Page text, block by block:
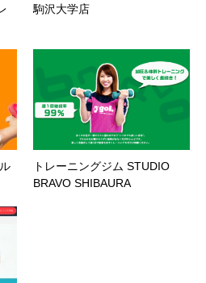
駒沢大学店
トレーニングジム STUDIO
BRAVO SHIBAURA